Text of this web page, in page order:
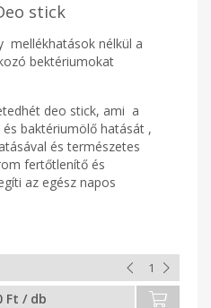
stick
mellékhatások nélkül a
bektériumokat
deo stick, ami a
baktériumölő hatását ,
és természetes
fertőtlenítő és
az egész napos
Ft / db